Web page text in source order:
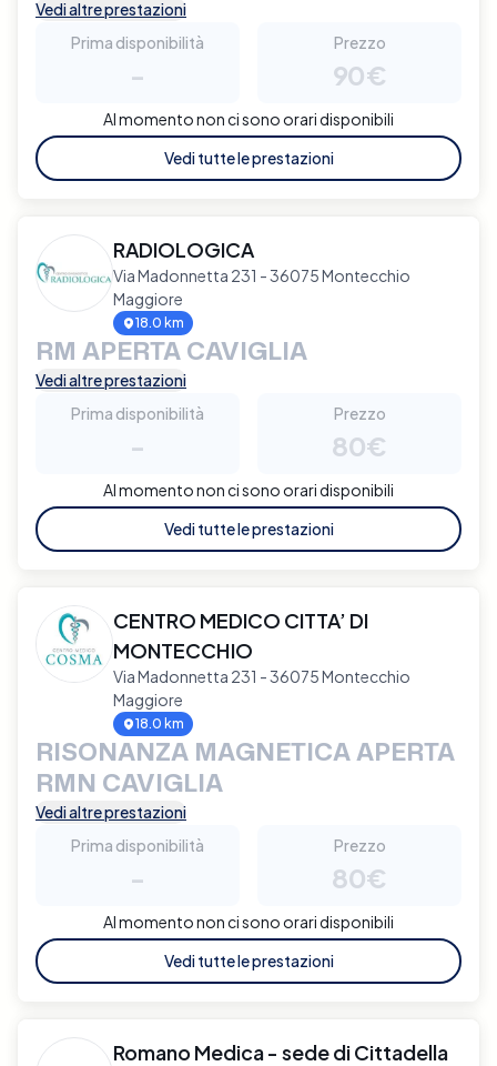
Vedi altre prestazioni
Prima disponibilità
-
Prezzo
90€
Al momento non ci sono orari disponibili
Vedi tutte le prestazioni
RADIOLOGICA
Via Madonnetta 231 - 36075 Montecchio
Maggiore
18.0 km
RM APERTA CAVIGLIA
Vedi altre prestazioni
Prima disponibilità
-
Prezzo
80€
Al momento non ci sono orari disponibili
Vedi tutte le prestazioni
CENTRO MEDICO CITTA’ DI
MONTECCHIO
Via Madonnetta 231 - 36075 Montecchio
Maggiore
18.0 km
RISONANZA MAGNETICA APERTA
RMN CAVIGLIA
Vedi altre prestazioni
Prima disponibilità
-
Prezzo
80€
Al momento non ci sono orari disponibili
Vedi tutte le prestazioni
Romano Medica - sede di Cittadella